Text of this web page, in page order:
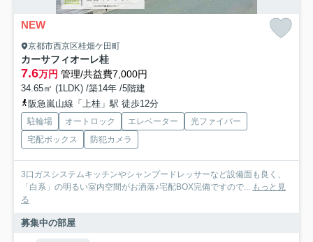
NEW
京都市西京区桂畑ケ田町
カーサフィオーレ桂
7.6万円 管理/共益費7,000円
34.65㎡ (1LDK) /築14年 /5階建
阪急嵐山線「上桂」駅 徒歩12分
駐輪場 オートロック エレベーター
光ファイバー
宅配ボックス
防犯カメラ
3口ガスシステムキッチンやシャンプードレッサーなど設備面も良く、
「白系」の明るい室内空間がお洒落♪宅配BOX完備ですので... もっと見
る
募集中の部屋